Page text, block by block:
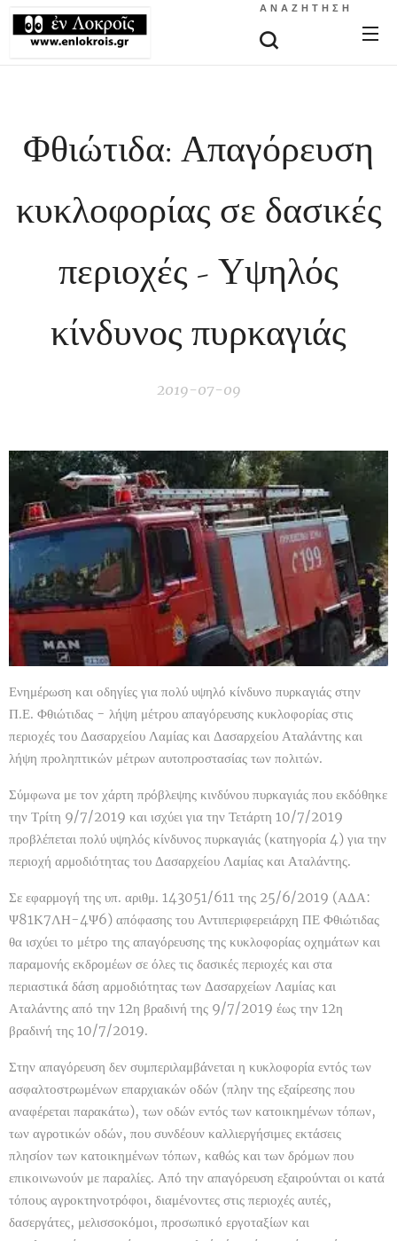
ΑΝΑΖΉΤΗΣΗ
Φθιώτιδα: Απαγόρευση
κυκλοφορίας σε δασικές
περιοχές - Υψηλός
κίνδυνος πυρκαγιάς
2019-07-09
Ενημέρωση και οδηγίες για πολύ υψηλό κίνδυνο πυρκαγιάς στην
Π.Ε. Φθιώτιδας - λήψη μέτρου απαγόρευσης κυκλοφορίας στις
περιοχές του Δασαρχείου Λαμίας και Δασαρχείου Αταλάντης και
λήψη προληπτικών μέτρων αυτοπροστασίας των πολιτών.
Σύμφωνα με τον χάρτη πρόβλεψης κινδύνου πυρκαγιάς που εκδόθηκε
την Τρίτη 9/7/2019 και ισχύει για την Τετάρτη 10/7/2019
προβλέπεται πολύ υψηλός κίνδυνος πυρκαγιάς (κατηγορία 4) για την
περιοχή αρμοδιότητας του Δασαρχείου Λαμίας και Αταλάντης.
Σε εφαρμογή της υπ. αριθμ. 143051/611 της 25/6/2019 (ΑΔΑ:
Ψ81Κ7ΛΗ-4Ψ6) απόφασης του Αντιπεριφερειάρχη ΠΕ Φθιώτιδας
θα ισχύει το μέτρο της απαγόρευσης της κυκλοφορίας οχημάτων και
παραμονής εκδρομέων σε όλες τις δασικές περιοχές και στα
περιαστικά δάση αρμοδιότητας των Δασαρχείων Λαμίας και
Αταλάντης από την 12η βραδινή της 9/7/2019 έως την 12η
βραδινή της 10/7/2019.
Στην απαγόρευση δεν συμπεριλαμβάνεται η κυκλοφορία εντός των
ασφαλτοστρωμένων επαρχιακών οδών (πλην της εξαίρεσης που
αναφέρεται παρακάτω), των οδών εντός των κατοικημένων τόπων,
των αγροτικών οδών, που συνδέουν καλλιεργήσιμες εκτάσεις
πλησίον των κατοικημένων τόπων, καθώς και των δρόμων που
επικοινωνούν με παραλίες. Από την απαγόρευση εξαιρούνται οι κατά
τόπους αγροκτηνοτρόφοι, διαμένοντες στις περιοχές αυτές,
δασεργάτες, μελισσοκόμοι, προσωπικό εργοταξίων και